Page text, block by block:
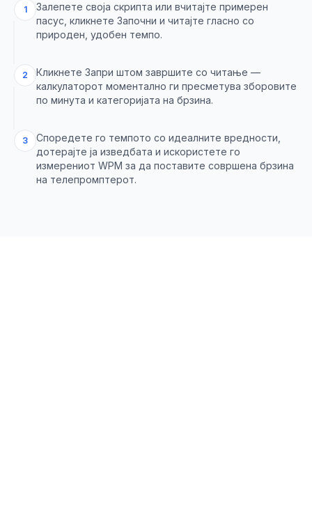
1
Залепете своја скрипта или вчитајте примерен
пасус, кликнете Започни и читајте гласно со
природен, удобен темпо.
2
Кликнете Запри штом завршите со читање —
калкулаторот моментално ги пресметува зборовите
по минута и категоријата на брзина.
3
Споредете го темпото со идеалните вредности,
дотерајте ја изведбата и искористете го
измерениот WPM за да поставите совршена брзина
на телепромптерот.